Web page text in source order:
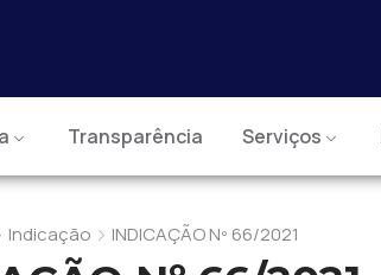
Transparência Serviços
Indicação INDICAÇÃO Nº 66/2021